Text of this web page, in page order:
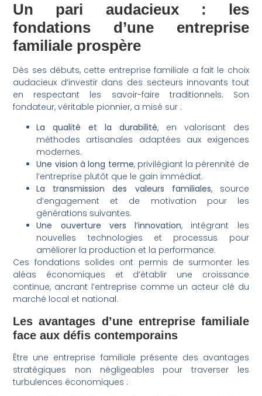
Un pari audacieux : les
fondations d’une entreprise
familiale prospère
Dès ses débuts, cette entreprise familiale a fait le choix
audacieux d’investir dans des secteurs innovants tout
en respectant les savoir-faire traditionnels. Son
fondateur, véritable pionnier, a misé sur :
La qualité et la durabilité, en valorisant des
méthodes artisanales adaptées aux exigences
modernes.
Une vision à long terme, privilégiant la pérennité de
l’entreprise plutôt que le gain immédiat.
La transmission des valeurs familiales, source
d’engagement et de motivation pour les
générations suivantes.
Une ouverture vers l’innovation, intégrant les
nouvelles technologies et processus pour
améliorer la production et la performance.
Ces fondations solides ont permis de surmonter les
aléas économiques et d’établir une croissance
continue, ancrant l’entreprise comme un acteur clé du
marché local et national.
Les avantages d’une entreprise familiale
face aux défis contemporains
Être une entreprise familiale présente des avantages
stratégiques non négligeables pour traverser les
turbulences économiques :